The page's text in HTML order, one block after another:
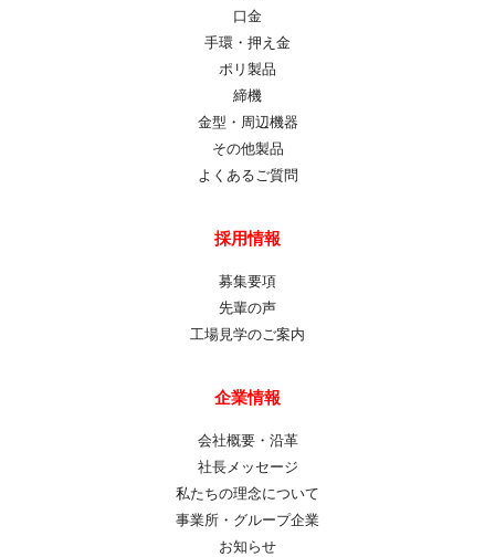
口金
手環・押え金
ポリ製品
締機
金型・周辺機器
その他製品
よくあるご質問
採用情報
募集要項
先輩の声
工場見学のご案内
企業情報
会社概要・沿革
社長メッセージ
私たちの理念について
事業所・グループ企業
お知らせ